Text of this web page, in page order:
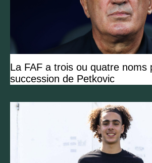
La FAF a trois ou quatre noms
succession de Petkovic